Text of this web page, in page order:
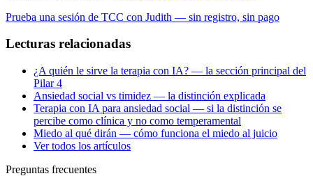
Prueba una sesión de TCC con Judith — sin registro, sin pago
Lecturas relacionadas
¿A quién le sirve la terapia con IA? — la sección principal del
Pilar 4
Ansiedad social vs timidez — la distinción explicada
Terapia con IA para ansiedad social — si la distinción se
percibe como clínica y no como temperamental
Miedo al qué dirán — cómo funciona el miedo al juicio
Ver todos los artículos
Preguntas frecuentes